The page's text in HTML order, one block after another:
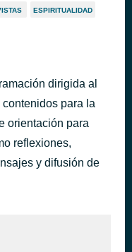
hace 10 horas
hace 10 horas
ESPIRITUALIDAD
dirigida al
para la
orientación para
reflexiones,
y difusión de